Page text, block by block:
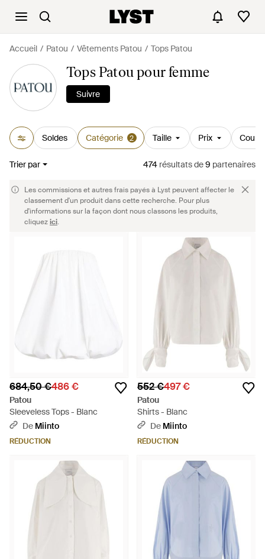
Accueil Patou Vêtements Patou Tops Patou
Tops Patou pour femme
Suivre
Soldes Catégorie 2 Taille Prix
Trier par 474 résultatsde9 partenaires
Les commissions et autres frais payés à Lyst peuvent affecter le
classement d'un produit dans cette recherche. Pour plus
d'informations sur la façon dont nous classons les produits,
cliquezici.
684,50 €486 €
Patou
Sleeveless Tops - Blanc
De Miinto
RÉDUCTION
552 €497 €
Patou
Shirts - Blanc
De Miinto
RÉDUCTION